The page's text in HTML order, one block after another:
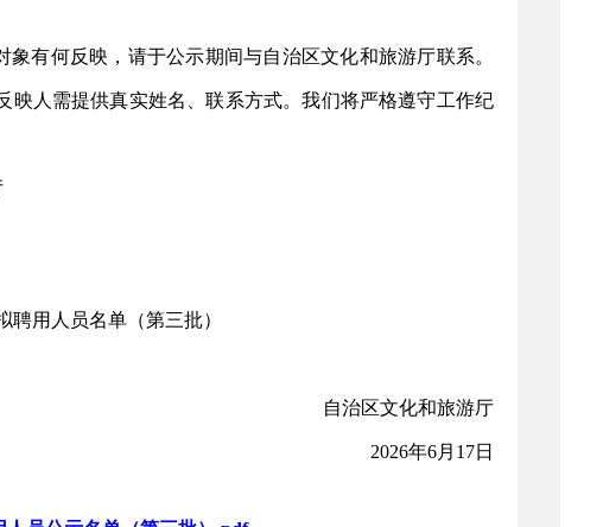
象有何反映，请于公示期间与自治区文化和旅游厅联系。
人需提供真实姓名、联系方式。我们将严格遵守工作纪
聘用人员名单（第三批）
自治区文化和旅游厅
2026年6月1 7日